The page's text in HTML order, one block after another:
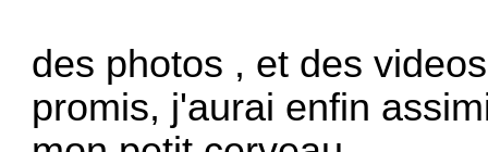
des photos , et des
promis, j'aurai enfin